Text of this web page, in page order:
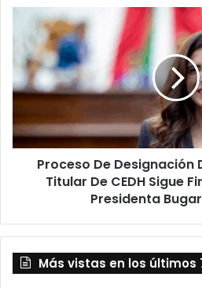
Reyes
Galindo
Proceso
Designación
De
Nueva
O
Titular
De
CEDH
La
Bugarini
Torres
Proceso De Designación
Titular De CEDH Sigue
Presidenta
Más vistas en los últimos